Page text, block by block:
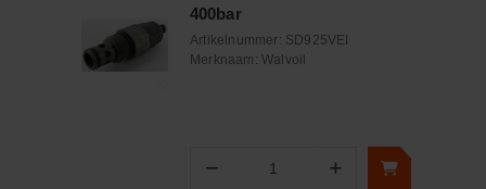
400bar
Artikelnummer: SD925VEI
Merknaam: Walvoil
− Aantal +